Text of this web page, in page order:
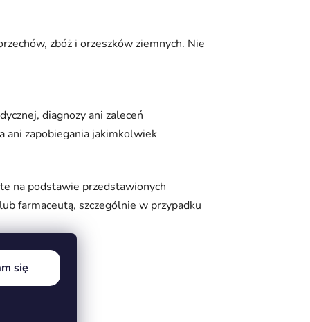
się
zbóż i orzeszków ziemnych. Nie
diagnozy ani zaleceń
ani zapobiegania jakimkolwiek
na podstawie przedstawionych
farmaceutą, szczególnie w przypadku